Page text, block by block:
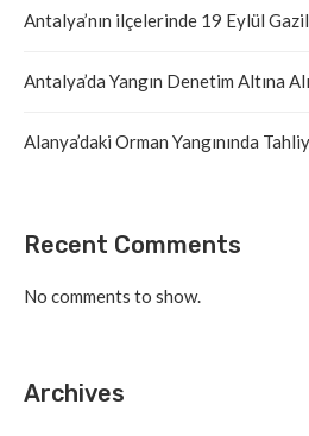
Antalya’nın ilçelerinde 19 Eylül
Antalya’da Yangın Denetim Altına
Alanya’daki Orman Yangınında
Recent Comments
No comments to show.
Archives